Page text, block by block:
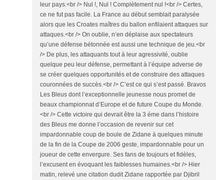
leur pays.<br /> Nul !, Nul ! Complètement nul !<br /> Certes,
ce ne fut pas facile. La France au début semblait paralysée
alors que les Croates maîtres du ballon enfilaient attaques sur
attaques.<br /> On oublie, n’en déplaise aux spectateurs
qu’une défense bétonnée est aussi une technique de jeu.<br
/> De plus, les attaquants tout à leur agressivité, oublie
quelque peu leur défense, permettant à l’équipe adverse de
se créer quelques opportunités et de construire des attaques
couronnées de succès.<br /> C’est ce qui s’est passé. Bravos
Les Bleus dont l’exceptionnelle jeunesse nous promet de
beaux championnat d’Europe et de future Coupe du Monde.
<br /> Cette victoire qui devrait être la 3 éme dans l’histoire
des Bleus me donne l’occasion de revenir sur cet
impardonnable coup de boule de Zidane à quelques minute
de la fin de la Coupe de 2006 geste, impardonnable pour un
joueur de cette envergure. Ses fans de toujours et fidèles,
l’excusent en évoquant les faiblesses humaines.<br /> Hier
matin, relevé une citation dudit Zidane rapportée par Djibril